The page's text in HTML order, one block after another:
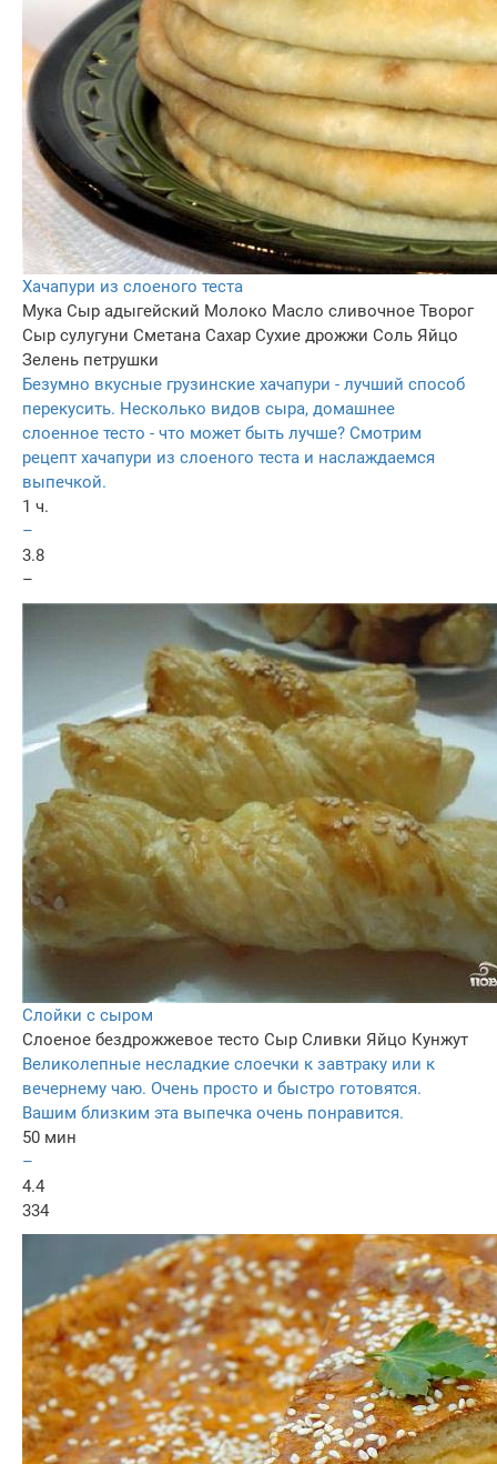
Хачапури из слоеного теста
Мука Сыр адыгейский Молоко Масло сливочное Творог
Сыр сулугуни Сметана Сахар Сухие дрожжи Соль Яйцо
Зелень петрушки
Безумно вкусные грузинские хачапури - лучший способ
перекусить. Несколько видов сыра, домашнее
слоенное тесто - что может быть лучше? Смотрим
рецепт хачапури из слоеного теста и наслаждаемся
выпечкой.
1 ч.
–
3.8
–
Слойки с сыром
Слоеное бездрожжевое тесто Сыр Сливки Яйцо Кунжут
Великолепные несладкие слоечки к завтраку или к
вечернему чаю. Очень просто и быстро готовятся.
Вашим близким эта выпечка очень понравится.
50 мин
–
4.4
334